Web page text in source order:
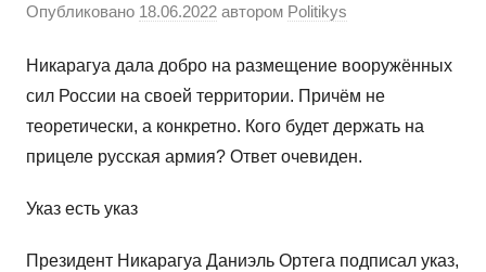
Опубликовано 18.06.2022 автором Politikys
Никарагуа дала добро на размещение вооружённых
сил России на своей территории. Причём не
теоретически, а конкретно. Кого будет держать на
прицеле русская армия? Ответ очевиден.
Указ есть указ
Президент Никарагуа Даниэль Ортега подписал указ,